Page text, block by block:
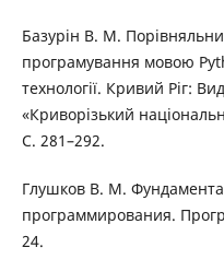
Базурін В. М.
програмування мовою
технології. Кривий Ріг:
«Криворізький
С. 281–292.
Глушков В. М.
программирования.
24.